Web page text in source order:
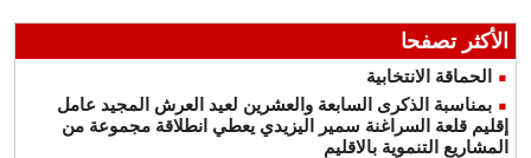
الأكثر تصفحا
الحماقة الانتخابية
بمناسبة الذكرى السابعة والعشرين لعيد العرش المجيد عامل
إقليم قلعة السراغنة سمير اليزيدي يعطي انطلاقة مجموعة من
المشاريع التنموية بالاقليم